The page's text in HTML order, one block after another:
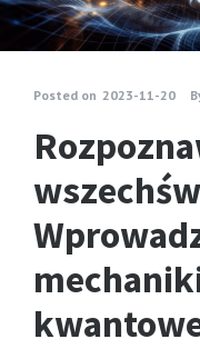
Posted on 2023-11-20